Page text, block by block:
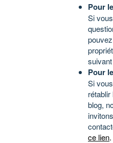
Pour
Si
suivant
Pour
Si
rétablir
blog,
ce lien.